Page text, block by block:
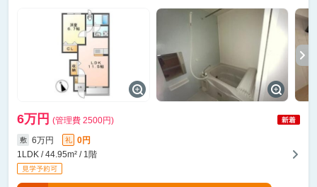
6万円 (管理費 2500円)
敷 6万円 礼
0円
1LDK / 44.95m² / 1階